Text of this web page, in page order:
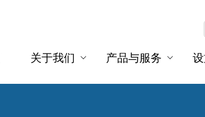
关于我们 产品与服务